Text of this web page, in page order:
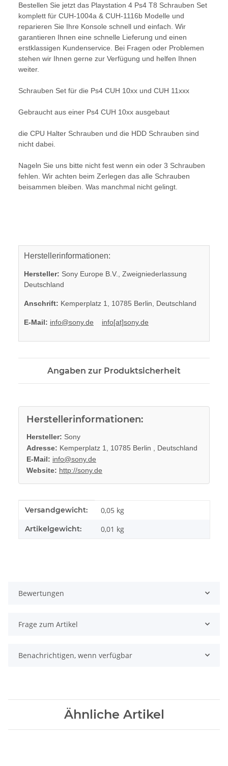
Bestellen Sie jetzt das Playstation 4 Ps4 T8 Schrauben Set
komplett für CUH-1004a & CUH-1116b Modelle und
reparieren Sie Ihre Konsole schnell und einfach. Wir
garantieren Ihnen eine schnelle Lieferung und einen
erstklassigen Kundenservice. Bei Fragen oder Problemen
stehen wir Ihnen gerne zur Verfügung und helfen Ihnen
weiter.
Schrauben Set für die Ps4 CUH 10xx und CUH 11xxx
Gebraucht aus einer Ps4 CUH 10xx ausgebaut
die CPU Halter Schrauben und die HDD Schrauben sind
nicht dabei.
Nageln Sie uns bitte nicht fest wenn ein oder 3 Schrauben
fehlen. Wir achten beim Zerlegen das alle Schrauben
beisammen bleiben. Was manchmal nicht gelingt.
Herstellerinformationen:
Hersteller: Sony Europe B.V., Zweigniederlassung
Deutschland
Anschrift: Kemperplatz 1, 10785 Berlin, Deutschland
E-Mail: info@sony.de info[at]sony.de
Angaben zur Produktsicherheit
Herstellerinformationen:
Hersteller: Sony
Adresse: Kemperplatz 1, 10785 Berlin , Deutschland
E-Mail: info@sony.de
Website: http://sony.de
Produkteigenschaft
Wert
Versandgewicht: 0,05 kg
Artikelgewicht: 0,01 kg
Bewertungen
Frage zum Artikel
Benachrichtigen, wenn verfügbar
Ähnliche Artikel